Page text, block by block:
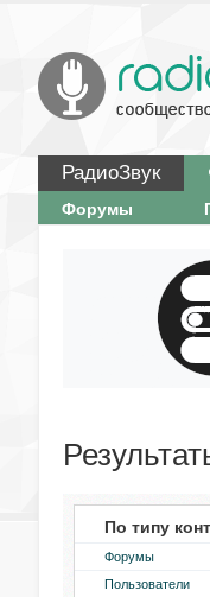
РадиоЗвук
Форумы
По типу
Форумы
Пользователи